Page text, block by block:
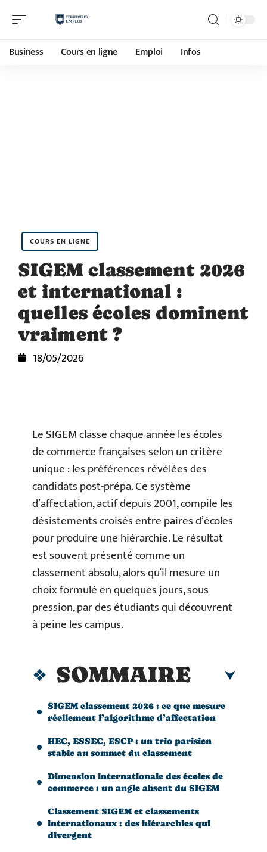
Business Cours en ligne Emploi Infos
COURS EN LIGNE
SIGEM classement 2026
et international :
quelles écoles dominent
vraiment ?
18/05/2026
Le SIGEM classe chaque année les écoles
de commerce françaises selon un critère
unique : les préférences révélées des
candidats post-prépa. Ce système
d’affectation, actif depuis 2001, compile les
désistements croisés entre paires d’écoles
pour produire une hiérarchie. Le résultat
est souvent présenté comme un
classement absolu, alors qu’il mesure un
choix formulé en quelques jours, sous
pression, par des étudiants qui découvrent
à peine les campus.
SOMMAIRE
SIGEM classement 2026 : ce que mesure
réellement l’algorithme d’affectation
HEC, ESSEC, ESCP : un trio parisien
stable au sommet du classement
Dimension internationale des écoles de
commerce : un angle absent du SIGEM
Classement SIGEM et classements
internationaux : des hiérarchies qui
divergent